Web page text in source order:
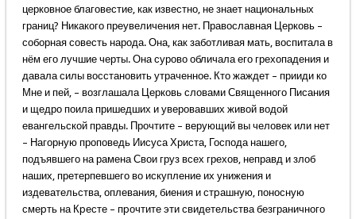
церковное благовестие, как известно, не знает национальных
границ? Никакого преувеличения нет. Православная Церковь –
соборная совесть народа. Она, как заботливая мать, воспитала в
нём его лучшие черты. Она сурово обличала его грехопадения и
давала силы восстановить утраченное. Кто жаждет – прииди ко
Мне и пей, – возглашала Церковь словами Священного Писания
и щедро поила пришедших и уверовавших живой водой
евангельской правды. Прочтите – верующий вы человек или нет
– Нагорную проповедь Иисуса Христа, Господа нашего,
подъявшего на рамена Свои груз всех грехов, неправд и злоб
наших, претерпевшего во искупление их унижения и
издевательства, оплевания, биения и стpашную, поносную
смеpть на Кpесте – пpочтите эти свидетельства безграничного